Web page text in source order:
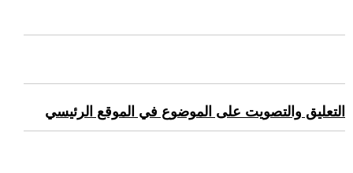
التعليق والتصويت على الموضوع في الموقع الرئيسي